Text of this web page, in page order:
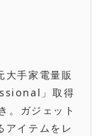
大手家電量販
」取得
ガジェット
アイテムをレ